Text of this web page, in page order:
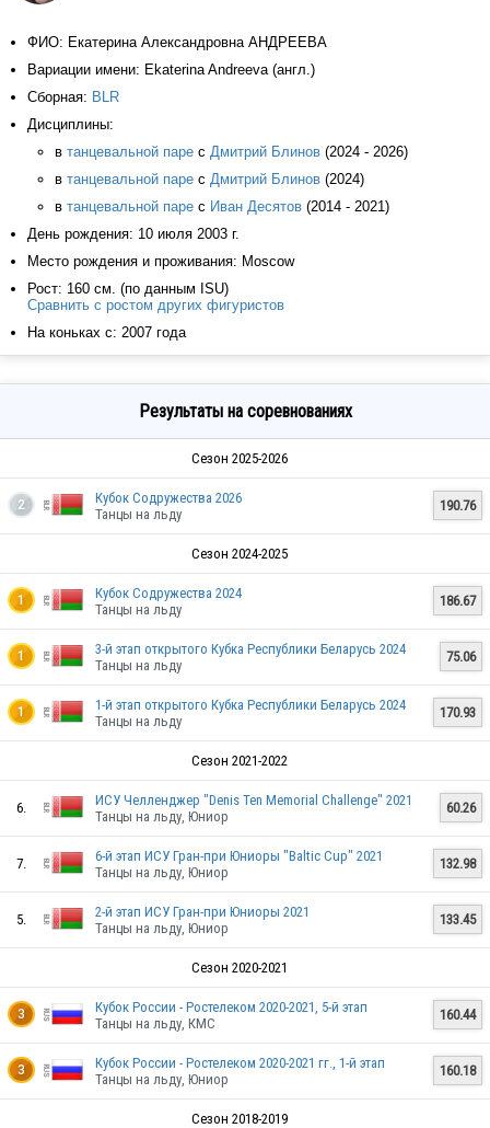
ФИО: Екатерина Александровна АНДРЕЕВА
Вариации имени: Ekaterina Andreeva (англ.)
Сборная: BLR
Дисциплины:
в танцевальной паре с Дмитрий Блинов (2024 - 2026)
в танцевальной паре с Дмитрий Блинов (2024)
в танцевальной паре с Иван Десятов (2014 - 2021)
День рождения: 10 июля 2003 г.
Место рождения и проживания: Moscow
Рост: 160 см. (по данным ISU)
Сравнить с ростом других фигуристов
На коньках с: 2007 года
Результаты на соревнованиях
Сезон 2025-2026
2
Кубок Содружества 2026
Танцы на льду
190.76
Сезон 2024-2025
1
Кубок Содружества 2024
Танцы на льду
186.67
1
3-й этап открытого Кубка Республики Беларусь 2024
Танцы на льду
75.06
1
1-й этап открытого Кубка Республики Беларусь 2024
Танцы на льду
170.93
Сезон 2021-2022
6.
ИСУ Челленджер "Denis Ten Memorial Challenge" 2021
Танцы на льду, Юниор
60.26
7.
6-й этап ИСУ Гран-при Юниоры "Baltic Cup" 2021
Танцы на льду, Юниор
132.98
5.
2-й этап ИСУ Гран-при Юниоры 2021
Танцы на льду, Юниор
133.45
Сезон 2020-2021
3
Кубок России - Ростелеком 2020-2021, 5-й этап
Танцы на льду, КМС
160.44
3
Кубок России - Ростелеком 2020-2021 гг., 1-й этап
Танцы на льду, Юниор
160.18
Сезон 2018-2019